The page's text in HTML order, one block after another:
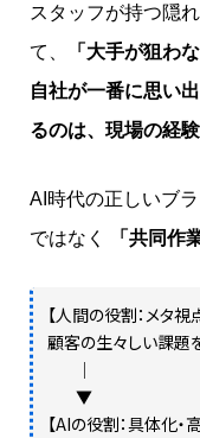
スタッフが持つ隠
て、
「大手が狙わ
自社が一番に思い
るのは、現場の経
AI時代の正しいブ
ではなく
「共同作
【人間の役割：メタ視
顧客の生々しい課題を
        │
        ▼
【AIの役割：具体化・